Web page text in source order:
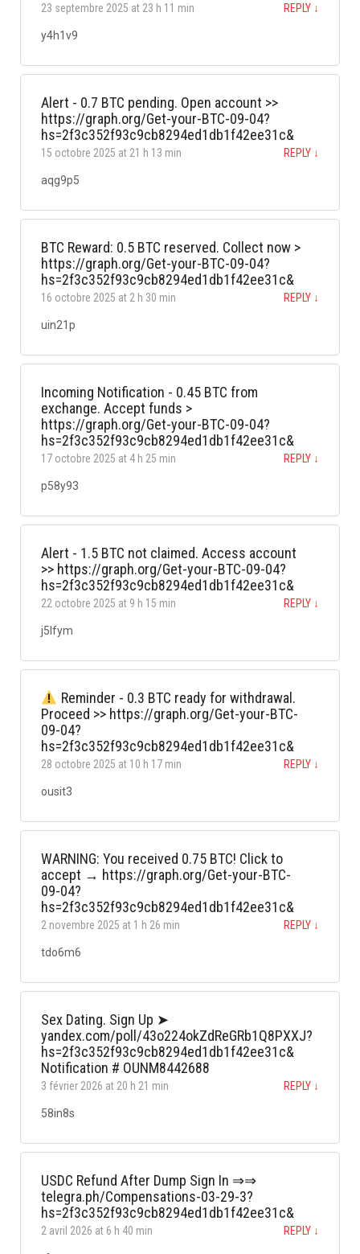
23 septembre 2025 at 23 h 11 min REPLY ↓
y4h1v9
Alert - 0.7 BTC pending. Open account >>
https://graph.org/Get-your-BTC-09-04?
hs=2f3c352f93c9cb8294ed1db1f42ee31c&
15 octobre 2025 at 21 h 13 min REPLY ↓
aqg9p5
BTC Reward: 0.5 BTC reserved. Collect now >
https://graph.org/Get-your-BTC-09-04?
hs=2f3c352f93c9cb8294ed1db1f42ee31c&
16 octobre 2025 at 2 h 30 min REPLY ↓
uin21p
Incoming Notification - 0.45 BTC from
exchange. Accept funds >
https://graph.org/Get-your-BTC-09-04?
hs=2f3c352f93c9cb8294ed1db1f42ee31c&
17 octobre 2025 at 4 h 25 min REPLY ↓
p58y93
Alert - 1.5 BTC not claimed. Access account
>> https://graph.org/Get-your-BTC-09-04?
hs=2f3c352f93c9cb8294ed1db1f42ee31c&
22 octobre 2025 at 9 h 15 min REPLY ↓
j5lfym
Reminder - 0.3 BTC ready for withdrawal.
Proceed >> https://graph.org/Get-your-BTC-
09-04?
hs=2f3c352f93c9cb8294ed1db1f42ee31c&
28 octobre 2025 at 10 h 17 min REPLY ↓
ousit3
WARNING: You received 0.75 BTC! Click to
accept → https://graph.org/Get-your-BTC-
09-04?
hs=2f3c352f93c9cb8294ed1db1f42ee31c&
2 novembre 2025 at 1 h 26 min REPLY ↓
tdo6m6
Sex Dating. Sign Up ➤
yandex.com/poll/43o224okZdReGRb1Q8PXXJ?
hs=2f3c352f93c9cb8294ed1db1f42ee31c&
Notification # OUNM8442688
3 février 2026 at 20 h 21 min REPLY ↓
58in8s
USDC Refund After Dump Sign In ⇒⇒
telegra.ph/Compensations-03-29-3?
hs=2f3c352f93c9cb8294ed1db1f42ee31c&
2 avril 2026 at 6 h 40 min REPLY ↓